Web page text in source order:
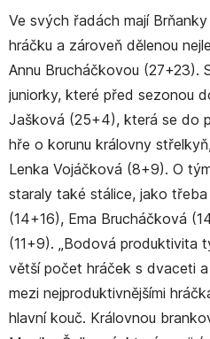
Ve svých řadách mají
hráčku a zároveň dělenou
Annu Brucháčkovou (27+23).
juniorky, které před sezonou
Jašková (25+4), která se do
hře o korunu královny
Lenka Vojáčková (8+9). O
staraly také stálice, jako
(14+16), Ema Brucháčková
(11+9). „Bodová produktivita
větší počet hráček s dvaceti
mezi nejproduktivnějšími
hlavní kouč. Královnou